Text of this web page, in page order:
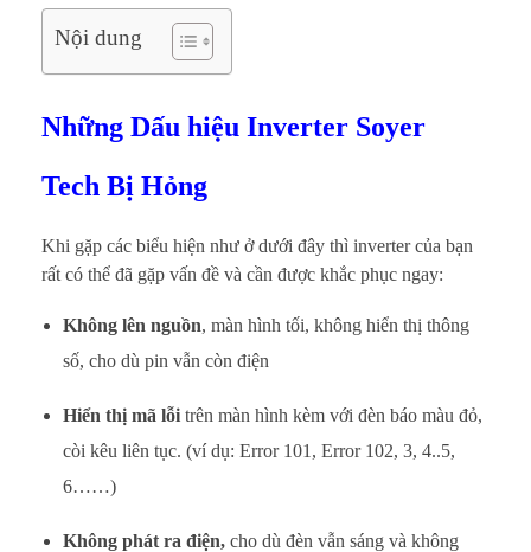
Nội dung
Những Dấu hiệu Inverter Soyer
Tech Bị Hỏng
Khi gặp các biểu hiện như ở dưới đây thì inverter của bạn
rất có thể đã gặp vấn đề và cần được khắc phục ngay:
Không lên nguồn, màn hình tối, không hiển thị thông
số, cho dù pin vẫn còn điện
Hiển thị mã lỗitrên màn hình kèm với đèn báo màu đỏ,
còi kêu liên tục. (ví dụ: Error 101, Error 102, 3, 4..5,
6……)
Không phát ra điện, cho dù đèn vẫn sáng và không